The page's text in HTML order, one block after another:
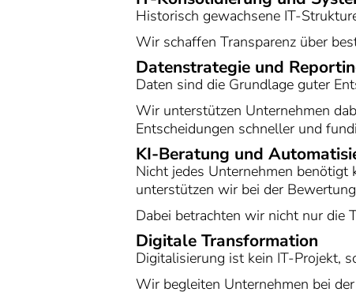
Historisch gewachsene IT-
Wir schaffen Transparenz über
Datenstrategie und
Daten sind die Grundlage guter
Wir unterstützen Unternehmen
Entscheidungen schneller und
KI-Beratung und
Nicht jedes Unternehmen
unterstützen wir bei der
Dabei betrachten wir nicht nur die
Digitale Transformation
Digitalisierung ist kein IT-Projekt,
Wir begleiten Unternehmen bei